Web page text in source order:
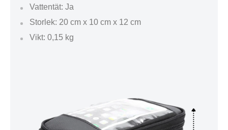
Vattentät: Ja
Storlek: 20 cm x 10 cm x 12 cm
Vikt: 0,15 kg